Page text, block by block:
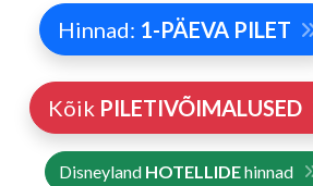
Hinnad: 1-PÄEVA PILET
Kõik PILETIVÕIMALUSED
Disneyland HOTELLIDEhinnad